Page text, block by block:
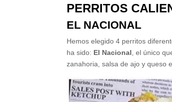
PERRITOS
EL NACIONAL
Hemos elegido 4 perritos
ha sido: El Nacional , el único
zanahoria, salsa de ajo y queso